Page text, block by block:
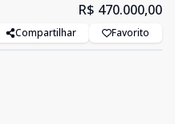
R$ 470.000,00
Compartilhar Favorito